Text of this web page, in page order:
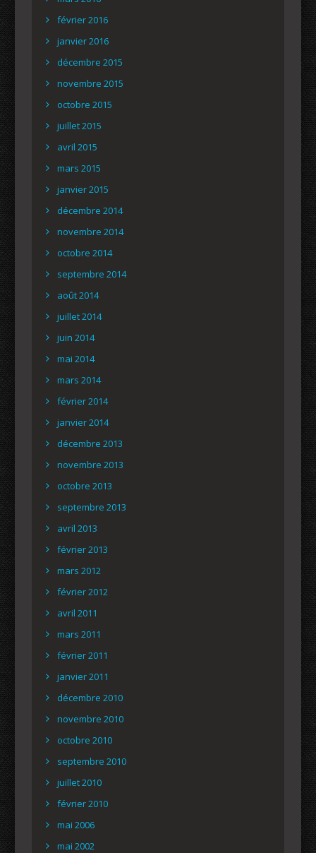
février 2016
janvier 2016
décembre 2015
novembre 2015
octobre 2015
juillet 2015
avril 2015
mars 2015
janvier 2015
décembre 2014
novembre 2014
octobre 2014
septembre 2014
août 2014
juillet 2014
juin 2014
mai 2014
mars 2014
février 2014
janvier 2014
décembre 2013
novembre 2013
octobre 2013
septembre 2013
avril 2013
février 2013
mars 2012
février 2012
avril 2011
mars 2011
février 2011
janvier 2011
décembre 2010
novembre 2010
octobre 2010
septembre 2010
juillet 2010
février 2010
mai 2006
mai 2002